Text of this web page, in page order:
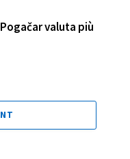
valuta più